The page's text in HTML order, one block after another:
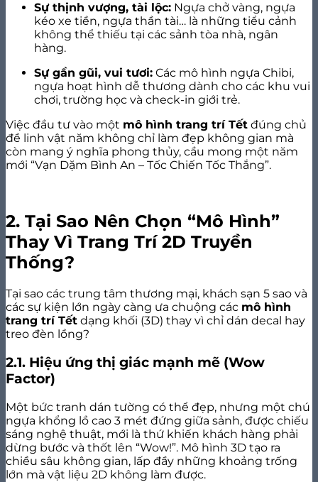
Sự thịnh vượng, tài lộc: Ngựa chở vàng, ngựa
kéo xe tiền, ngựa thần tài… là những tiểu cảnh
không thể thiếu tại các sảnh tòa nhà, ngân
hàng.
Sự gần gũi, vui tươi: Các mô hình ngựa Chibi,
ngựa hoạt hình dễ thương dành cho các khu vui
chơi, trường học và check-in giới trẻ.
Việc đầu tư vào một mô hình trang trí Tết đúng chủ
đề linh vật năm không chỉ làm đẹp không gian mà
còn mang ý nghĩa phong thủy, cầu mong một năm
mới “Vạn Dặm Bình An – Tốc Chiến Tốc Thắng”.
2. Tại Sao Nên Chọn “Mô Hình”
Thay Vì Trang Trí 2D Truyền
Thống?
Tại sao các trung tâm thương mại, khách sạn 5 sao và
các sự kiện lớn ngày càng ưa chuộng các mô hình
trang trí Tết dạng khối (3D) thay vì chỉ dán decal hay
treo đèn lồng?
2.1. Hiệu ứng thị giác mạnh mẽ (Wow
Factor)
Một bức tranh dán tường có thể đẹp, nhưng một chú
ngựa khổng lồ cao 3 mét đứng giữa sảnh, được chiếu
sáng nghệ thuật, mới là thứ khiến khách hàng phải
dừng bước và thốt lên “Wow!”. Mô hình 3D tạo ra
chiều sâu không gian, lấp đầy những khoảng trống
lớn mà vật liệu 2D không làm được.